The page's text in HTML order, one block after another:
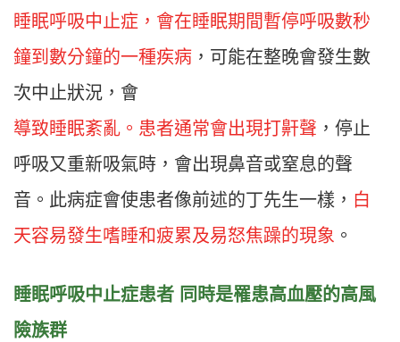
睡眠呼吸中止症，會在睡眠期間暫停呼吸數秒
鐘到數分鐘的一種疾病 ，可能在整晚會發生數
次中止狀況，會
導致睡眠紊亂。患者通常會出現打鼾聲 ，停止
呼吸又重新吸氣時，會出現鼻音或窒息的聲
音。此病症會使患者像前述的丁先生一樣， 白
天容易發生嗜睡和疲累及易怒焦躁的現象 。
睡眠呼吸中止症患者 同時是罹患高血壓的高風
險族群